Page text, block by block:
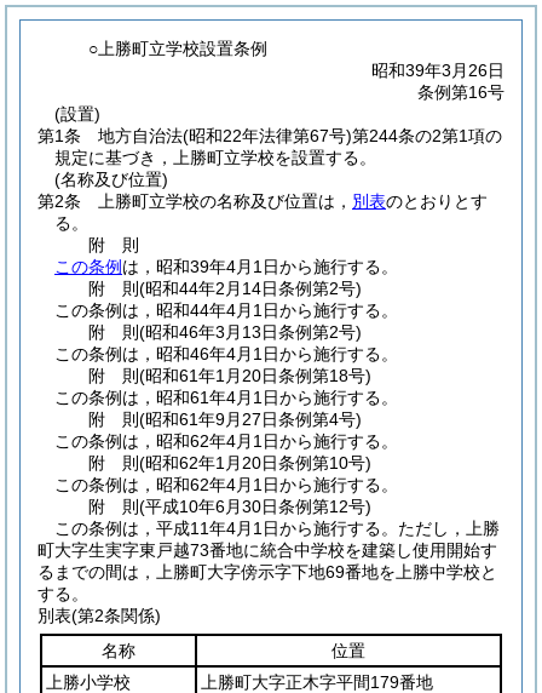
○上勝町立学校設置条例
昭和39年3月26日
条例第16号
(設置)
第1条
地方自治法(昭和22年法律第67号)第244条の2第1項の
規定に基づき，上勝町立学校を設置する。
(名称及び位置)
第2条
上勝町立学校の名称及び位置は， 別表のとおりとす
る。
附 則
この条例 は，昭和39年4月1日から施行する。
附 則(昭和44年2月14日条例第2号)
この条例は，昭和44年4月1日から施行する。
附 則(昭和46年3月13日条例第2号)
この条例は，昭和46年4月1日から施行する。
附 則(昭和61年1月20日条例第18号)
この条例は，昭和61年4月1日から施行する。
附 則(昭和61年9月27日条例第4号)
この条例は，昭和62年4月1日から施行する。
附 則(昭和62年1月20日条例第10号)
この条例は，昭和62年4月1日から施行する。
附 則(平成10年6月30日条例第12号)
この条例は，平成11年4月1日から施行する。 ただし，上勝
町大字生実字東戸越73番地に統合中学校を建築し使用開始す
るまでの間は，上勝町大字傍示字下地69番地を上勝中学校と
する。
別表(第2条関係)
名称
位置
上勝小学校
上勝町大字正木字平間179番地